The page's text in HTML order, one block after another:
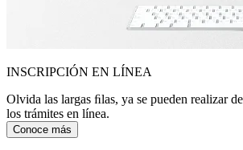
INSCRIPCIÓN EN LÍNEA
Olvida las largas ﬁlas, ya se pueden realizar
los trámites en línea.
Conoce más